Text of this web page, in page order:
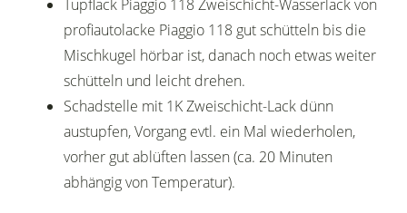
Tupflack Piaggio 118 Zweischicht-Wasserlack von
profiautolacke Piaggio 118 gut schütteln bis die
Mischkugel hörbar ist, danach noch etwas weiter
schütteln und leicht drehen.
Schadstelle mit 1K Zweischicht-Lack dünn
austupfen, Vorgang evtl. ein Mal wiederholen,
vorher gut ablüften lassen (ca. 20 Minuten
abhängig von Temperatur).